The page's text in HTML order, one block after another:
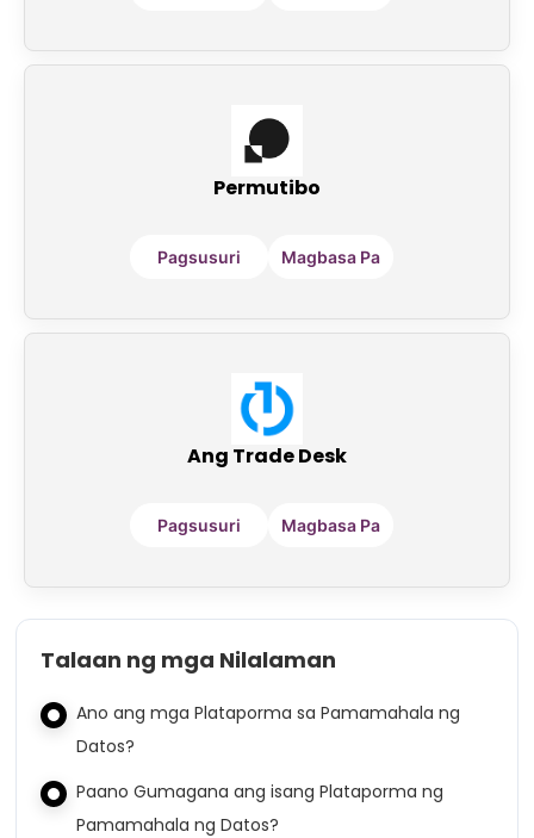
Permutibo
Pagsusuri Magbasa Pa
Ang Trade Desk
Pagsusuri Magbasa Pa
Talaan ng mga Nilalaman
Ano ang mga Plataporma sa Pamamahala ng
Datos?
Paano Gumagana ang isang Plataporma ng
Pamamahala ng Datos?